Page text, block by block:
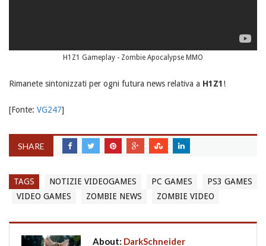
H1Z1 Gameplay - Zombie Apocalypse MMO
Rimanete sintonizzati per ogni futura news relativa a H1Z1!
[Fonte: VG247]
SHARE
TAGS NOTIZIE VIDEOGAMES PC GAMES
PS3 GAMES
VIDEO GAMES
ZOMBIE NEWS ZOMBIE VIDEO
About: DarkSchneider